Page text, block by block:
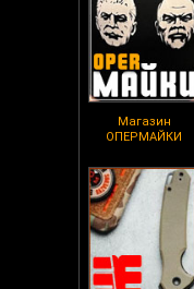
Магазин
ОПЕРМАЙКИ